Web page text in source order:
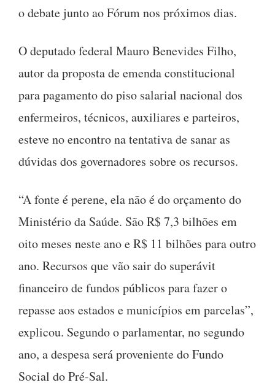
o debate junto ao Fórum nos próximos dias.
O deputado federal Mauro Benevides Filho,
autor da proposta de emenda constitucional
para pagamento do piso salarial nacional dos
enfermeiros, técnicos, auxiliares e parteiros,
esteve no encontro na tentativa de sanar as
dúvidas dos governadores sobre os recursos.
“A fonte é perene, ela não é do orçamento do
Ministério da Saúde. São R$ 7,3 bilhões em
oito meses neste ano e R$ 11 bilhões para outro
ano. Recursos que vão sair do superávit
financeiro de fundos públicos para fazer o
repasse aos estados e municípios em parcelas”,
explicou. Segundo o parlamentar, no segundo
ano, a despesa será proveniente do Fundo
Social do Pré-Sal.